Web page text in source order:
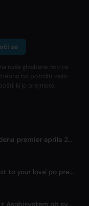
se
naše glasbene novice
bo potrditi vašo
ki jo prejmete.
TV anime 'Shozen' bo predvidena premier aprila 2027 na Fuji TV
Sagiri Sol izdaja nov singl 'next to your love' po premoru